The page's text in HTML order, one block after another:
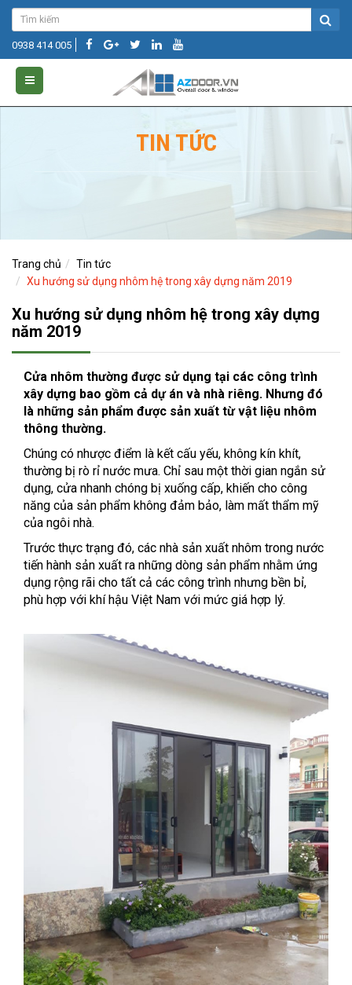
0938 414 005
TIN TỨC
Trang chủ
Tin tức
Xu hướng sử dụng nhôm hệ trong xây dựng năm 2019
Xu hướng sử dụng nhôm hệ trong xây dựng
năm 2019
Cửa nhôm thường được sử dụng tại các công trình
xây dựng bao gồm cả dự án và nhà riêng. Nhưng đó
là những sản phẩm được sản xuất từ vật liệu nhôm
thông thường.
Chúng có nhược điểm là kết cấu yếu, không kín khít,
thường bị rò rỉ nước mưa. Chỉ sau một thời gian ngắn sử
dụng, cửa nhanh chóng bị xuống cấp, khiến cho công
năng của sản phẩm không đảm bảo, làm mất thẩm mỹ
của ngôi nhà.
Trước thực trạng đó, các nhà sản xuất nhôm trong nước
tiến hành sản xuất ra những dòng sản phẩm nhằm ứng
dụng rộng rãi cho tất cả các công trình nhưng bền bỉ,
phù hợp với khí hậu Việt Nam với mức giá hợp lý.